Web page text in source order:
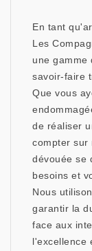
En tant
Les
une gamme
savoir-faire
Que vous
de réaliser
compter sur
dévouée se
besoins et
Nous
garantir la
face aux
l'excellence